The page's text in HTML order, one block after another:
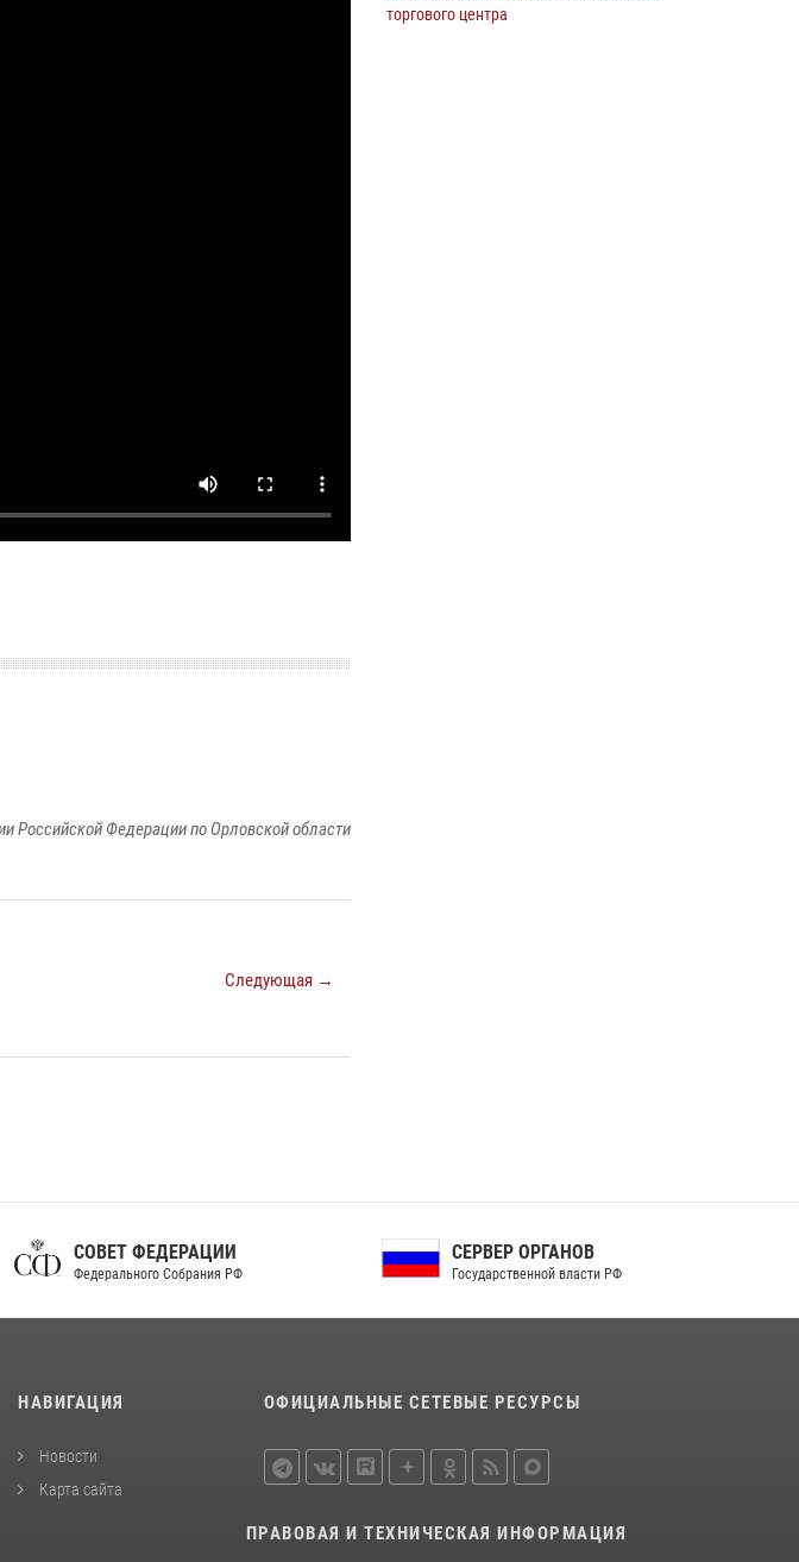
Российской Федерации по Орловской области
Следующая →
торгового центра
СОВЕТ ФЕДЕРАЦИИ
Федерального Собрания РФ
СЕРВЕР ОРГАНОВ
Государственной власти РФ
НАВИГАЦИЯ
Новости
Карта сайта
ОФИЦИАЛЬНЫЕ СЕТЕВЫЕ РЕСУРСЫ
ПРАВОВАЯ И ТЕХНИЧЕСКАЯ ИНФОРМАЦИЯ